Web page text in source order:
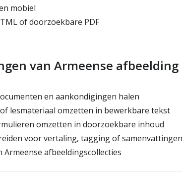
mobiel
of doorzoekbare PDF
van Armeense afbeelding
en aankondigingen halen
lesmateriaal omzetten in bewerkbare tekst
omzetten in doorzoekbare inhoud
voor vertaling, tagging of samenvattingen
afbeeldingscollecties